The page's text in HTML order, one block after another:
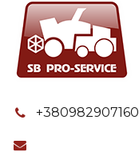
+380982907160